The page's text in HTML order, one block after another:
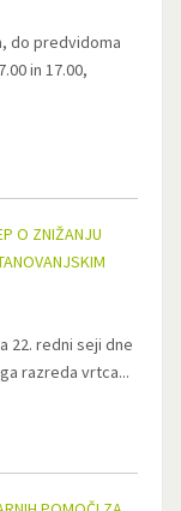
do predvidoma
in 17.00,
O ZNIŽANJU
22. redni seji dne
razreda vrtca...